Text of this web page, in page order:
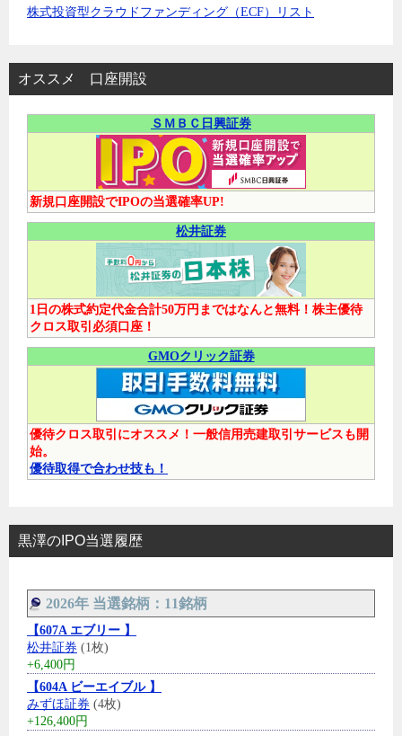
株式投資型クラウドファンディング（ECF）リスト
オススメ 口座開設
ＳＭＢＣ日興証券
新規口座開設でIPOの当選確率UP!
松井証券
1日の株式約定代金合計50万円まではなんと無料！株主優待
クロス取引必須口座！
GMOクリック証券
優待クロス取引にオススメ！一般信用売建取引サービスも開
始。
優待取得で合わせ技も！
黒澤のIPO当選履歴
2026年 当選銘柄：11銘柄
【607A エブリー 】
松井証券 (1枚)
+6,400円
【604A ビーエイブル 】
みずほ証券 (4枚)
+126,400円